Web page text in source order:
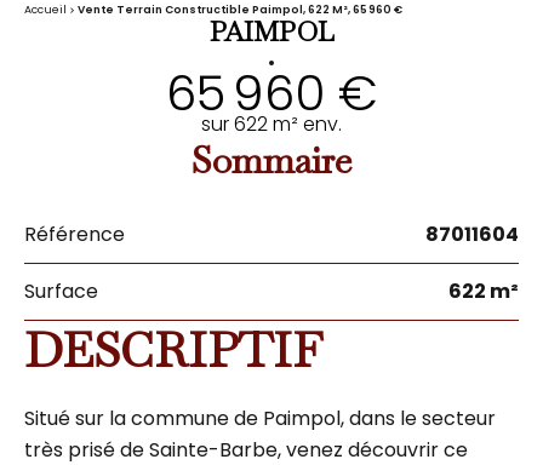
Accueil Vente Terrain Constructible Paimpol, 622 M², 65 960 €
PAIMPOL
•
65 960 €
sur 622 m² env.
Sommaire
Référence 87011604
Surface 622 m²
DESCRIPTIF
Situé sur la commune de Paimpol, dans le secteur
très prisé de Sainte-Barbe, venez découvrir ce